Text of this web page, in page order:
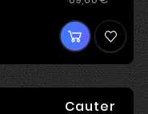
РОСТА
ВОЛОС
цена
Cauter